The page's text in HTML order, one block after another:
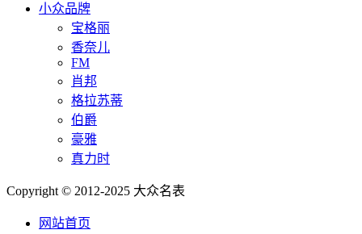
小众品牌
宝格丽
香奈儿
FM
肖邦
格拉苏蒂
伯爵
豪雅
真力时
Copyright © 2012-2025 大众名表
网站首页